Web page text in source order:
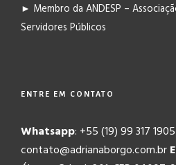
► Membro da ANDESP –
Servidores Públicos
ENTRE EM CONTATO
Whatsapp: +55 (19) 99 317 1905
contato@adrianaborgo.com.br